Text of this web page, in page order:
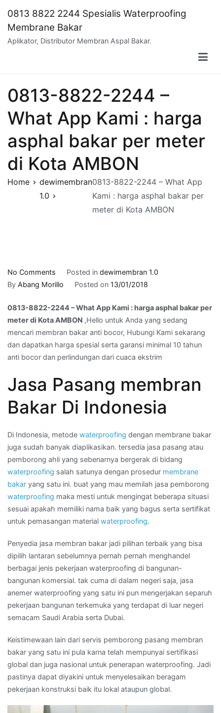
content
0813 8822 2244 Spesialis Waterproofing
Membrane Bakar
Aplikator, Distributor Membran Aspal Bakar.
0813-8822-2244 –
What App Kami : harga
asphal bakar per meter
di Kota AMBON
Home
dewimembran
1.0
0813-8822-2244 – What App
Kami : harga asphal bakar per
meter di Kota AMBON
No Comments
0813-
2244
–
What
App
Kami
harga
bakar
meter
di
Kota
AMBON
Posted in dewimembran 1.0
By Abang Morillo Posted on 13/01/2018
0813-8822-2244 – What App Kami : harga asphal bakar per
meter di Kota AMBON ,Hello untuk Anda yang sedang
mencari membran bakar anti bocor, Hubungi Kami sekarang
dan dapatkan harga spesial serta garansi minimal 10 tahun
anti bocor dan perlindungan dari cuaca ekstrim
Jasa Pasang membran
Bakar Di Indonesia
Di Indonesia, metode waterproofing dengan membrane bakar
juga sudah banyak diaplikasikan. tersedia jasa pasang atau
pemborong ahli yang sebenarnya bergerak di bidang
waterproofing salah satunya dengan prosedur membrane
bakar yang satu ini. buat yang mau memilah jasa pemborong
waterproofing maka mesti untuk mengingat beberapa situasi
sesuai apakah memiliki nama baik yang bagus serta sertifikat
untuk pemasangan material waterproofing.
Penyedia jasa membran bakar jadi pilihan terbaik yang bisa
dipilih lantaran sebelumnya pernah pernah menghandel
berbagai jenis pekerjaan waterproofing di bangunan-
bangunan komersial. tak cuma di dalam negeri saja, jasa
anemer waterproofing yang satu ini pun mengerjakan separuh
pekerjaan bangunan terkemuka yang terdapat di luar negeri
semacam Saudi Arabia serta Dubai.
Keistimewaan lain dari servis pemborong pasang membran
bakar yang satu ini pula karna telah mempunyai sertifikasi
global dan juga nasional untuk penerapan waterproofing. Jadi
pastinya dapat diyakini untuk menyelesaikan beragam
pekerjaan konstruksi baik itu lokal ataupun global.